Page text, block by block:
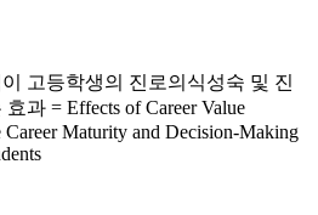
고등학생의 진로의식성숙 및 진
과 = Effects of Career Value
Maturity and Decision-Making